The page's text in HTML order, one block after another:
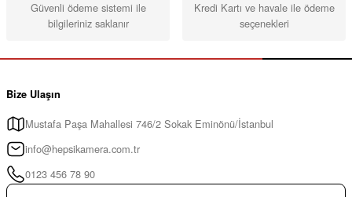
Güvenli ödeme sistemi ile
bilgileriniz saklanır
Kredi Kartı ve havale ile ödeme
seçenekleri
Bize Ulaşın
Mustafa Paşa Mahallesi 746/2 Sokak Eminönü/İstanbul
info@hepsikamera.com.tr
0123 456 78 90